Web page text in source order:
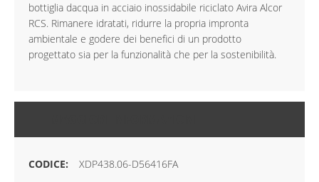
bottiglia dacqua in acciaio inossidabile riciclato Avira Alcor
RCS. Rimanere idratati, ridurre la propria impronta
ambientale e godere dei benefici di un prodotto
progettato sia per la funzionalità che per la sostenibilità.
XDP438.06-D56416FA